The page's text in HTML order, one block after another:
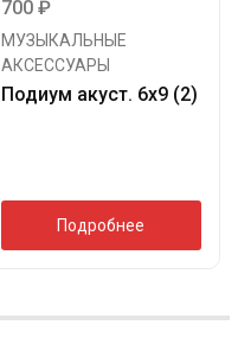
700 ₽
МУЗЫКАЛЬНЫЕ
АКСЕССУАРЫ
Подиум акуст. 6х9 (2)
Подробнее